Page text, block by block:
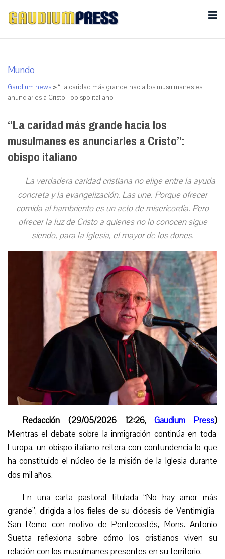
Mundo
Gaudium news >“La caridad más grande hacia los musulmanes es
anunciarles a Cristo”: obispo italiano
“La caridad más grande hacia los
musulmanes es anunciarles a Cristo”:
obispo italiano
La verdadera caridad cristiana no elige entre la ayuda
concreta y la evangelización. Las une. Porque ofrecer
comida al hambriento es un acto de misericordia. Pero
ofrecer la luz de Cristo a quienes no lo conocen sigue
siendo, para la Iglesia, el mayor de los dones.
Redacción (29/05/2026 12:26,Gaudium Press)
Mientras el debate sobre la inmigración continúa en toda
Europa, un obispo italiano reitera con contundencia lo que
ha constituido el núcleo de la misión de la Iglesia durante
dos mil años.
En una carta pastoral titulada “No hay amor más
grande”, dirigida a los fieles de su diócesis de Ventimiglia-
San Remo con motivo de Pentecostés, Mons. Antonio
Suetta reflexiona sobre cómo los cristianos viven su
relación con los musulmanes presentes en su territorio.